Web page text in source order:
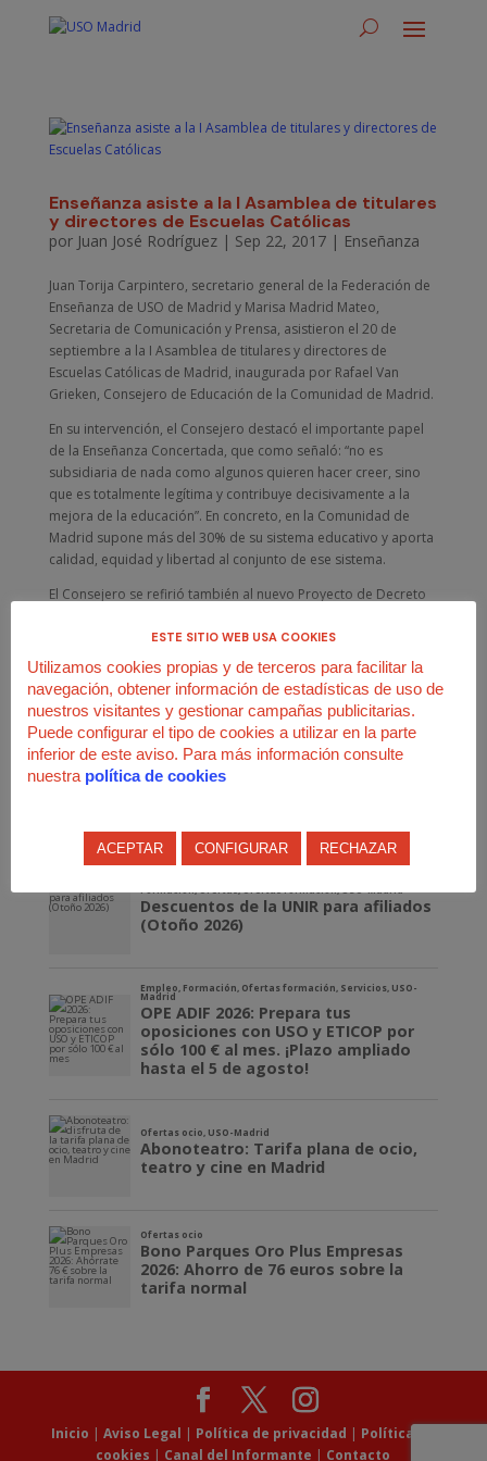
Enseñanza asiste a la I Asamblea de titulares
y directores de Escuelas Católicas
por Juan José Rodríguez| Sep 22, 2017| Enseñanza
Juan Torija Carpintero, secretario general de la Federación de
Enseñanza de USO de Madrid y Marisa Madrid Mateo,
Secretaria de Comunicación y Prensa, asistieron el 20 de
septiembre a la I Asamblea de titulares y directores de
Escuelas Católicas de Madrid, inaugurada por Rafael Van
Grieken, Consejero de Educación de la Comunidad de Madrid.
En su intervención, el Consejero destacó el importante papel
de la Enseñanza Concertada, que como señaló: “no es
subsidiaria de nada como algunos quieren hacer creer, sino
que es totalmente legítima y contribuye decisivamente a la
mejora de la educación”. En concreto, en la Comunidad de
Madrid supone más del 30% de su sistema educativo y aporta
calidad, equidad y libertad al conjunto de ese sistema.
El Consejero se refirió también al nuevo Proyecto de Decreto
pretende dejar constancia de la necesidad de la Enseñanza
concertada.
También recordó que la recuperación de los conciertos de
once centros de Formación Profesional de Grado Superior es
una muestra más del compromiso de la Consejería con
facilitar la libertad de los padres para elegir el modelo
educativo que deseen para sus hijos.
Inicio |Aviso Legal Política de privacidad
Política de
cookies
Canal del Informante Contacto
ESTE SITIO WEB USA COOKIES
Utilizamos cookies propias y de terceros para facilitar la
navegación, obtener información de estadísticas de uso de
nuestros visitantes y gestionar campañas publicitarias.
Puede configurar el tipo de cookies a utilizar en la parte
inferior de este aviso. Para más información consulte
nuestra política de cookies
ACEPTAR CONFIGURAR RECHAZAR